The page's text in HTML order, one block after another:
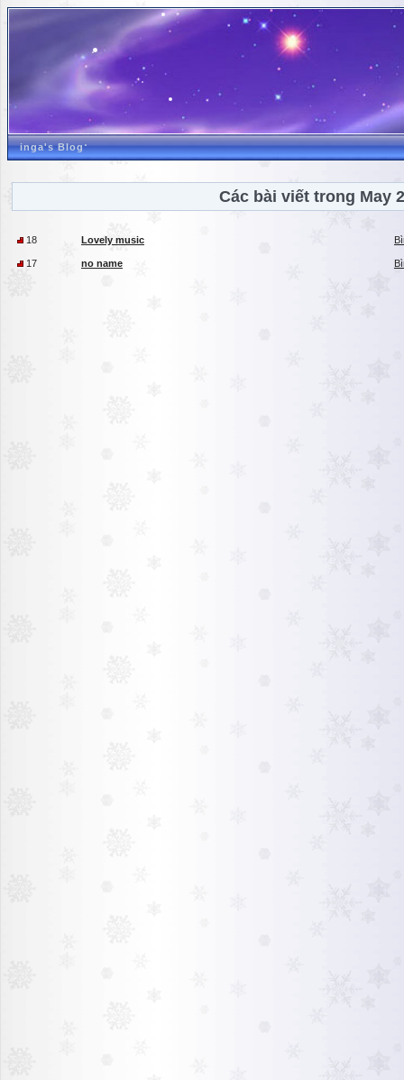
inga's Blog
Các bài viết trong May
18 Lovely music
17 no name